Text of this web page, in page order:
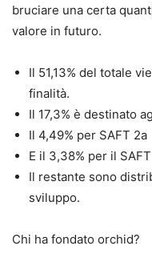
bruciare una certa
valore in futuro.
Il 51,13% del totale
finalità.
Il 17,3% è destinato
Il 4,49% per SAFT 2a
E il 3,38% per il
Il restante sono
sviluppo.
Chi ha fondato orchid?